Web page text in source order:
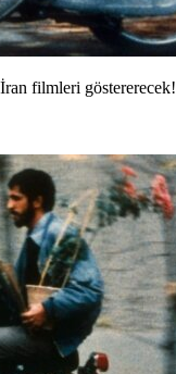
filmleri göstererecek!